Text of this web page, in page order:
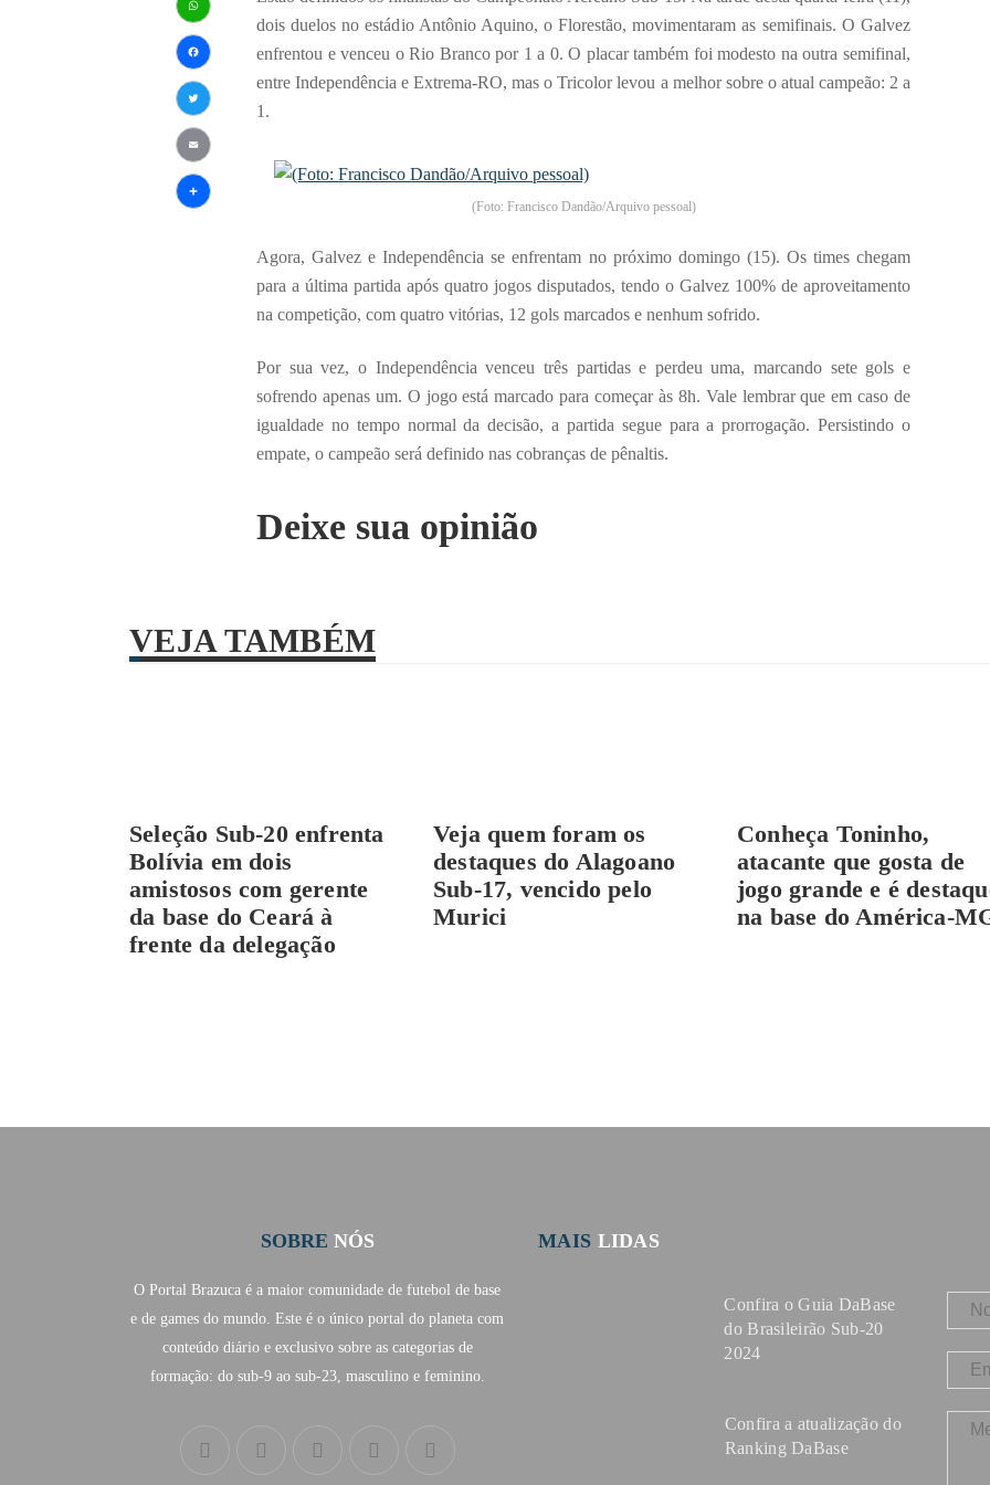
WhatsApp
Facebook
Twitter
Email
dois duelos no estádio Antônio Aquino, o Florestão, movimentaram as semifinais. O Galvez
enfrentou e venceu o Rio Branco por 1 a 0. O placar também foi modesto na outra semifinal,
entre Independência e Extrema-RO, mas o Tricolor levou a melhor sobre o atual campeão: 2 a
1.
(Foto: Francisco Dandão/Arquivo pessoal)
Agora, Galvez e Independência se enfrentam no próximo domingo (15). Os times chegam
para a última partida após quatro jogos disputados, tendo o Galvez 100% de aproveitamento
na competição, com quatro vitórias, 12 gols marcados e nenhum sofrido.
Por sua vez, o Independência venceu três partidas e perdeu uma, marcando sete gols e
sofrendo apenas um. O jogo está marcado para começar às 8h. Vale lembrar que em caso de
igualdade no tempo normal da decisão, a partida segue para a prorrogação. Persistindo o
empate, o campeão será definido nas cobranças de pênaltis.
Deixe sua opinião
VEJA TAMBÉM
Seleção Sub-20 enfrenta
Bolívia em dois
amistosos com gerente
da base do Ceará à
frente da delegação
Veja quem foram os
destaques do Alagoano
Sub-17, vencido pelo
Murici
Conheça Toninho,
atacante que gosta de
jogo grande e é
na base do América-
SOBRE NÓS
O Portal Brazuca é a maior comunidade de futebol de base
e de games do mundo. Este é o único portal do planeta com
conteúdo diário e exclusivo sobre as categorias de
formação: do sub-9 ao sub-23, masculino e feminino.
MAIS LIDAS
Confira o Guia DaBase
do Brasileirão Sub-20
2024
Confira a atualização do
Ranking DaBase